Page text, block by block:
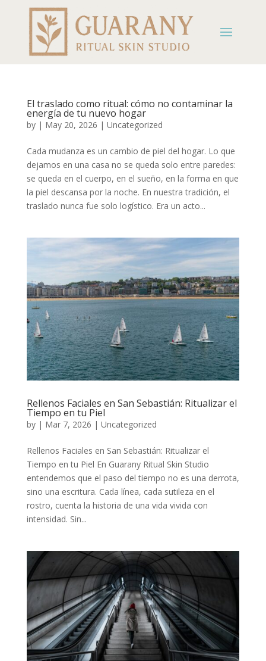
El traslado como ritual: cómo no contaminar la
energía de tu nuevo hogar
by | May 20, 2026 | Uncategorized
Cada mudanza es un cambio de piel del hogar. Lo que
dejamos en una casa no se queda solo entre paredes:
se queda en el cuerpo, en el sueño, en la forma en que
la piel descansa por la noche. En nuestra tradición, el
traslado nunca fue solo logístico. Era un acto...
Rellenos Faciales en San Sebastián: Ritualizar el
Tiempo en tu Piel
by | Mar 7, 2026 | Uncategorized
Rellenos Faciales en San Sebastián: Ritualizar el
Tiempo en tu Piel En Guarany Ritual Skin Studio
entendemos que el paso del tiempo no es una derrota,
sino una escritura. Cada línea, cada sutileza en el
rostro, cuenta la historia de una vida vivida con
intensidad. Sin...